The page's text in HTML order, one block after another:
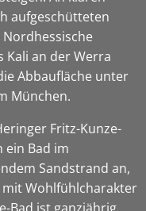
aufgeschütteten
Kali an der Werra
Abbaufläche unter
München.
Fritz-Kunze-
ein Bad im
Sandstrand an,
Wohlfühlcharakter